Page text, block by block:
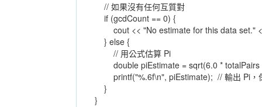
// 如果沒有任何互質對
if (gcdCount == 0) {
cout << "No estimate for this data set."
} else {
// 用公式估算 Pi
double piEstimate = sqrt(6.0 * totalPairs
printf("%.6f\n", piEstimate); // 輸出 Pi，
}
}